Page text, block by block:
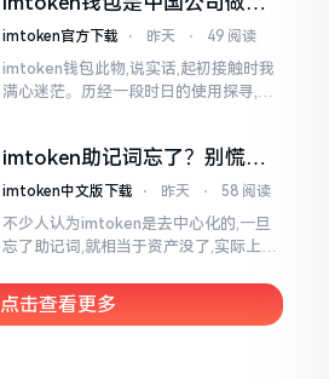
人攻击
吗？一文说清楚
imtoken官方下载 ⋅ 昨天 ⋅ 49 阅读
imtoken钱包此物,说实话,起初接触时我
满心迷茫。历经一段时日的使用探寻,我
李鹏
imtoken助记词忘了？别慌，
这招能救你
imtoken中文版下载 ⋅ 昨天 ⋅ 58 阅读
不少人认为imtoken是去中心化的,一旦
忘了助记词,就相当于资产没了,实际上这
否还存在。假设你的手机没丢,且一直处
于网络连接状态
点击查看更多